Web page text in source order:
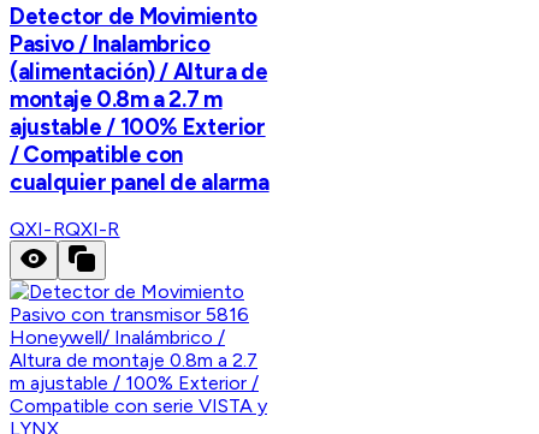
Detector de Movimiento
Pasivo / Inalambrico
(alimentación) / Altura de
montaje 0.8m a 2.7 m
ajustable / 100% Exterior
/ Compatible con
cualquier panel de alarma
QXI-RQXI-R